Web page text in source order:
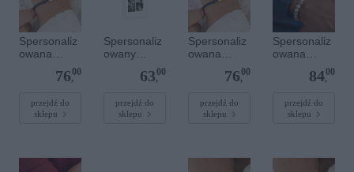
Spersonaliz
owana
bransoletka
sznurkowa -
Srebrne
serce
76,
00
przejdź do
sklepu
Spersonaliz
owany
plakat - 30 x
63,
00
przejdź do
sklepu
Spersonaliz
owana
bransoletka
sznurkowa -
Złote serce
76,
00
przejdź do
sklepu
Spersonaliz
owana
bransoletka
szlachetnym
i - Szary - M
84,
00
przejdź do
sklepu